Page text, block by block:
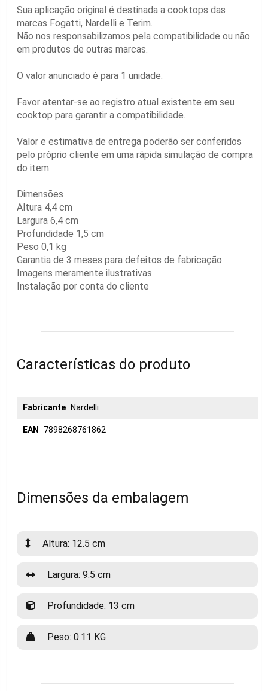
Sua aplicação original é destinada a cooktops das
marcas Fogatti, Nardelli e Terim.
Não nos responsabilizamos pela compatibilidade ou não
em produtos de outras marcas.
O valor anunciado é para 1 unidade.
Favor atentar-se ao registro atual existente em seu
cooktop para garantir a compatibilidade.
Valor e estimativa de entrega poderão ser conferidos
pelo próprio cliente em uma rápida simulação de compra
do item.
Dimensões
Altura 4,4 cm
Largura 6,4 cm
Profundidade 1,5 cm
Peso 0,1 kg
Garantia de 3 meses para defeitos de fabricação
Imagens meramente ilustrativas
Instalação por conta do cliente
Características do produto
Fabricante Nardelli
EAN 7898268761862
Dimensões da embalagem
Altura: 12.5 cm
Largura: 9.5 cm
Profundidade: 13 cm
Peso: 0.11 KG